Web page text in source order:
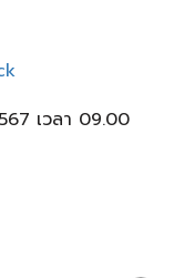
เวลา 09.00